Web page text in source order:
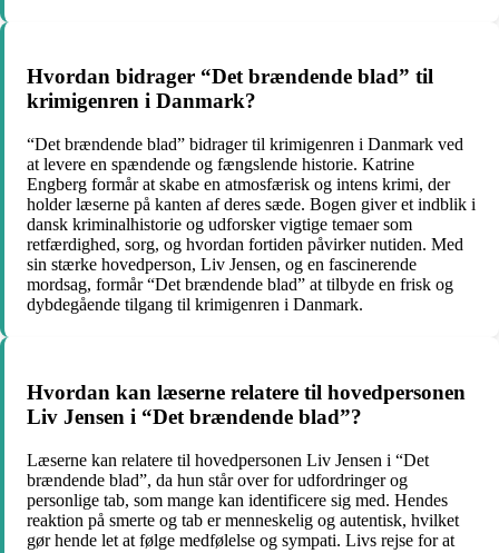
Hvordan bidrager “Det brændende blad” til
krimigenren i Danmark?
“Det brændende blad” bidrager til krimigenren i Danmark ved
at levere en spændende og fængslende historie. Katrine
Engberg formår at skabe en atmosfærisk og intens krimi, der
holder læserne på kanten af deres sæde. Bogen giver et indblik i
dansk kriminalhistorie og udforsker vigtige temaer som
retfærdighed, sorg, og hvordan fortiden påvirker nutiden. Med
sin stærke hovedperson, Liv Jensen, og en fascinerende
mordsag, formår “Det brændende blad” at tilbyde en frisk og
dybdegående tilgang til krimigenren i Danmark.
Hvordan kan læserne relatere til hovedpersonen
Liv Jensen i “Det brændende blad”?
Læserne kan relatere til hovedpersonen Liv Jensen i “Det
brændende blad”, da hun står over for udfordringer og
personlige tab, som mange kan identificere sig med. Hendes
reaktion på smerte og tab er menneskelig og autentisk, hvilket
gør hende let at følge medfølelse og sympati. Livs rejse for at